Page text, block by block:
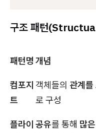
구조 패턴
패턴명 개념
컴포지
트
객체들의 관계
로 구성
플라이 공유를 통해 많